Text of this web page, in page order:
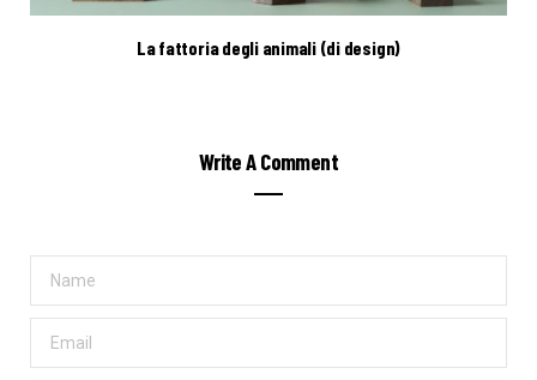
La fattoria degli animali (di design)
Write A Comment